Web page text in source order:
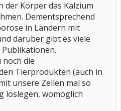
der Körper das Kalzium
Dementsprechend
in Ländern mit
darüber gibt es viele
noch die
Tierprodukten (auch in
unsere Zellen mal so
loslegen, womöglich